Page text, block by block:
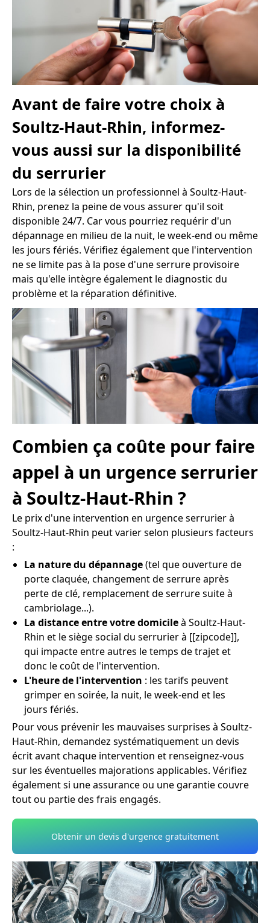
Avant de faire votre choix à
Soultz-Haut-Rhin, informez-
vous aussi sur la disponibilité
du serrurier
Lors de la sélection un professionnel à Soultz-Haut-
Rhin, prenez la peine de vous assurer qu'il soit
disponible 24/7. Car vous pourriez requérir d'un
dépannage en milieu de la nuit, le week-end ou même
les jours fériés. Vérifiez également que l'intervention
ne se limite pas à la pose d'une serrure provisoire
mais qu'elle intègre également le diagnostic du
problème et la réparation définitive.
Combien ça coûte pour faire
appel à un urgence serrurier
à Soultz-Haut-Rhin ?
Le prix d'une intervention en urgence serrurier à
Soultz-Haut-Rhin peut varier selon plusieurs facteurs
:
La nature du dépannage(tel que ouverture de
porte claquée, changement de serrure après
perte de clé, remplacement de serrure suite à
cambriolage...).
La distance entre votre domicileà Soultz-Haut-
Rhin et le siège social du serrurier à [[zipcode]],
qui impacte entre autres le temps de trajet et
donc le coût de l'intervention.
L'heure de l'intervention : les tarifs peuvent
grimper en soirée, la nuit, le week-end et les
jours fériés.
Pour vous prévenir les mauvaises surprises à Soultz-
Haut-Rhin, demandez systématiquement un devis
écrit avant chaque intervention et renseignez-vous
sur les éventuelles majorations applicables. Vérifiez
également si une assurance ou une garantie couvre
tout ou partie des frais engagés.
Obtenir un devis d'urgence gratuitement